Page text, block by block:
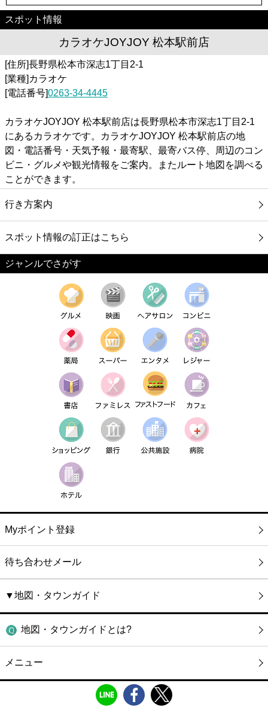
スポット情報
カラオケJOYJOY 松本駅前店
[住所]長野県松本市深志1丁目2-1
[業種]カラオケ
[電話番号]0263-34-4445
カラオケJOYJOY 松本駅前店は長野県松本市深志1丁目2-1
にあるカラオケです。カラオケJOYJOY 松本駅前店の地
図・電話番号・天気予報・最寄駅、最寄バス停、周辺のコン
ビニ・グルメや観光情報をご案内。またルート地図を調べる
ことができます。
行き方案内
スポット情報の訂正はこちら
ジャンルでさがす
Myポイント登録
待ち合わせメール
▼地図・タウンガイド
地図・タウンガイドとは?
メニュー